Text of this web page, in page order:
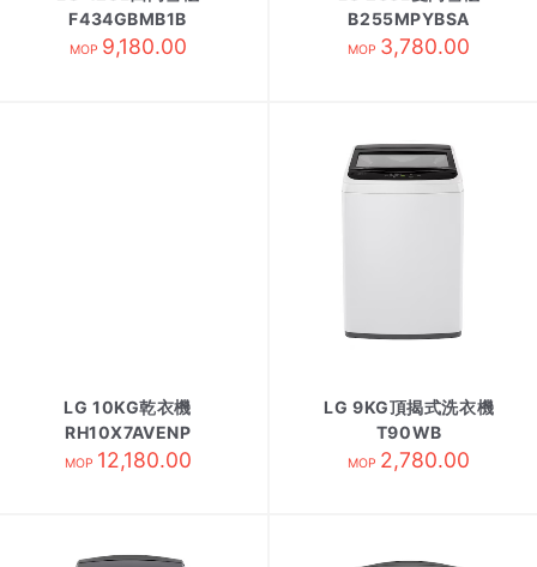
F434GBMB1B
MOP 9,180.00
B255MPYBSA
MOP 3,780.00
LG 10KG乾衣機
RH10X7AVENP
MOP 12,180.00
LG 9KG頂揭式洗衣機
T90WB
MOP 2,780.00